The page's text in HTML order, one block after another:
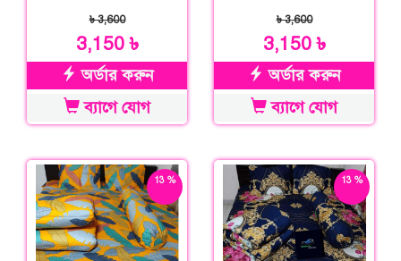
৳ 3,600
3,150 ৳
অর্ডার করুন
ব্যাগে যোগ
৳ 3,600
3,150 ৳
অর্ডার করুন
ব্যাগে যোগ
13 %
13 %